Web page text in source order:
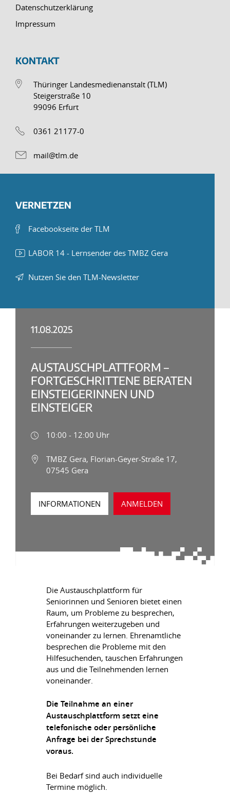
Datenschutzerklärung
Impressum
KONTAKT
Thüringer Landesmedienanstalt (TLM)
Steigerstraße 10
99096 Erfurt
0361 21177-0
mail@tlm.de
VERNETZEN
Facebookseite der TLM
LABOR 14 - Lernsender des TMBZ Gera
Nutzen Sie den TLM-Newsletter
11.08.2025
AUSTAUSCHPLATTFORM –
FORTGESCHRITTENE BERATEN
EINSTEIGERINNEN UND
EINSTEIGER
10:00 - 12:00 Uhr
TMBZ Gera, Florian-Geyer-Straße 17,
07545 Gera
INFORMATIONEN ANMELDEN
Die Austauschplattform für
Seniorinnen und Senioren bietet einen
Raum, um Probleme zu besprechen,
Erfahrungen weiterzugeben und
voneinander zu lernen. Ehrenamtliche
besprechen die Probleme mit den
Hilfesuchenden, tauschen Erfahrungen
aus und die Teilnehmenden lernen
voneinander.
Die Teilnahme an einer
Austauschplattform setzt eine
telefonische oder persönliche
Anfrage bei der Sprechstunde
voraus.
Bei Bedarf sind auch individuelle
Termine möglich.